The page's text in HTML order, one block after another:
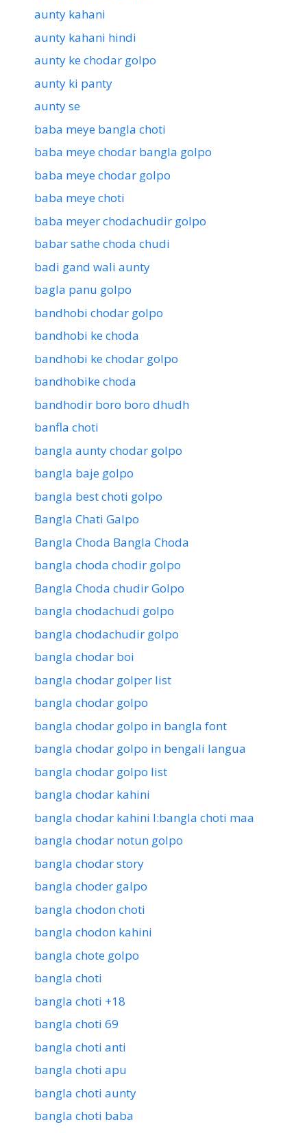
aunty kahani
aunty kahani hindi
aunty ke chodar golpo
aunty ki panty
aunty se
baba meye bangla choti
baba meye chodar bangla golpo
baba meye chodar golpo
baba meye choti
baba meyer chodachudir golpo
babar sathe choda chudi
badi gand wali aunty
bagla panu golpo
bandhobi chodar golpo
bandhobi ke choda
bandhobi ke chodar golpo
bandhobike choda
bandhodir boro boro dhudh
banfla choti
bangla aunty chodar golpo
bangla baje golpo
bangla best choti golpo
Bangla Chati Galpo
Bangla Choda Bangla Choda
bangla choda chodir golpo
Bangla Choda chudir Golpo
bangla chodachudi golpo
bangla chodachudir golpo
bangla chodar boi
bangla chodar golper list
bangla chodar golpo
bangla chodar golpo in bangla font
bangla chodar golpo in bengali langua
bangla chodar golpo list
bangla chodar kahini
bangla chodar kahini l:bangla choti maa
bangla chodar notun golpo
bangla chodar story
bangla choder galpo
bangla chodon choti
bangla chodon kahini
bangla chote golpo
bangla choti
bangla choti +18
bangla choti 69
bangla choti anti
bangla choti apu
bangla choti aunty
bangla choti baba